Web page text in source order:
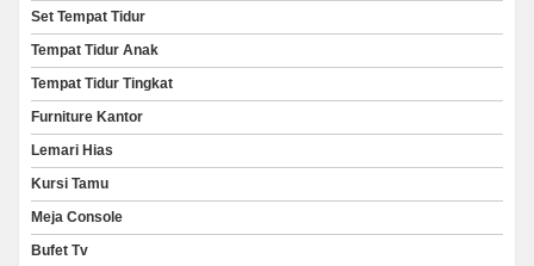
Set Tempat Tidur
Tempat Tidur Anak
Tempat Tidur Tingkat
Furniture Kantor
Lemari Hias
Kursi Tamu
Meja Console
Bufet Tv